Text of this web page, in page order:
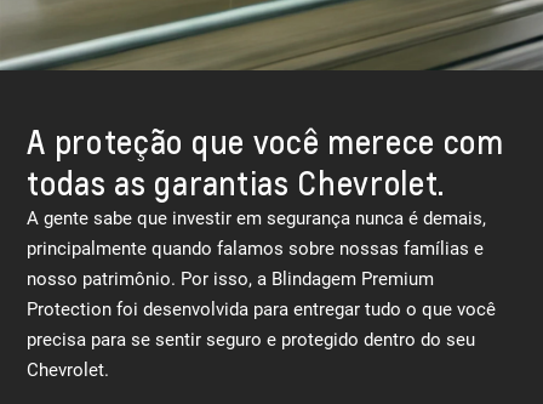
A proteção que você merece com
todas as garantias Chevrolet.
A gente sabe que investir em segurança nunca é demais,
principalmente quando falamos sobre nossas famílias e
nosso patrimônio. Por isso, a Blindagem Premium
Protection foi desenvolvida para entregar tudo o que você
precisa para se sentir seguro e protegido dentro do seu
Chevrolet.